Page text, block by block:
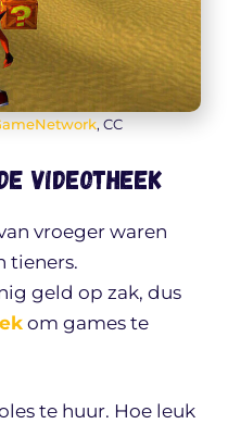
, CC
videotheek
vroeger waren
tieners.
geld op zak, dus
om games te
te huur. Hoe leuk